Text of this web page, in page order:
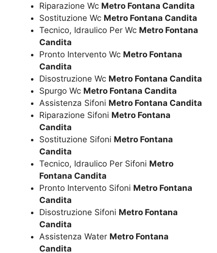
Riparazione Wc Metro Fontana Candita
Sostituzione Wc Metro Fontana Candita
Tecnico, Idraulico Per Wc Metro Fontana
Candita
Pronto Intervento Wc Metro Fontana
Candita
Disostruzione Wc Metro Fontana Candita
Spurgo Wc Metro Fontana Candita
Assistenza Sifoni Metro Fontana Candita
Riparazione Sifoni Metro Fontana
Candita
Sostituzione Sifoni Metro Fontana
Candita
Tecnico, Idraulico Per Sifoni Metro
Fontana Candita
Pronto Intervento Sifoni Metro Fontana
Candita
Disostruzione Sifoni Metro Fontana
Candita
Assistenza Water Metro Fontana
Candita